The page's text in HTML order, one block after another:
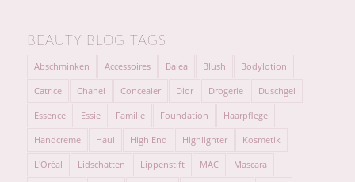
BEAUTY BLOG TAGS
Abschminken Accessoires Balea Blush Bodylotion
Catrice Chanel Concealer Dior Drogerie Duschgel
Essence Essie Familie Foundation Haarpflege
Handcreme Haul High End Highlighter Kosmetik
L'Oréal Lidschatten Lippenstift MAC Mascara